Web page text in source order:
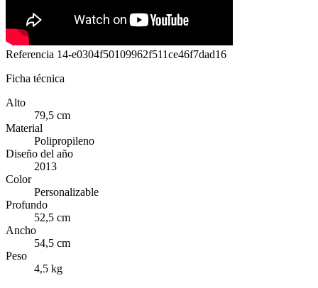
Referencia 14-e0304f50109962f511ce46f7dad16
Ficha técnica
Alto
79,5 cm
Material
Polipropileno
Diseño del año
2013
Color
Personalizable
Profundo
52,5 cm
Ancho
54,5 cm
Peso
4,5 kg